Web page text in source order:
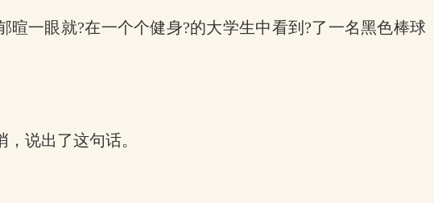
一眼就?在一个个健身?的大学生中看到?了一名黑色棒球
说出了这句话。